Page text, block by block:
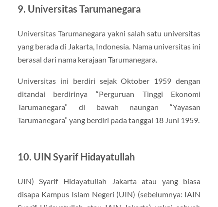
9. Universitas Tarumanegara
Universitas Tarumanegara yakni salah satu universitas
yang berada di Jakarta, Indonesia. Nama universitas ini
berasal dari nama kerajaan Tarumanegara.
Universitas ini berdiri sejak Oktober 1959 dengan
ditandai berdirinya “Perguruan Tinggi Ekonomi
Tarumanegara” di bawah naungan “Yayasan
Tarumanegara” yang berdiri pada tanggal 18 Juni 1959.
10. UIN Syarif Hidayatullah
UIN) Syarif Hidayatullah Jakarta atau yang biasa
disapa Kampus Islam Negeri (UIN) (sebelumnya: IAIN